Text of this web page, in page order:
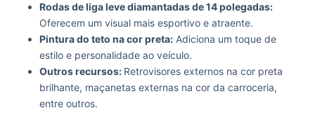
Rodas de liga leve diamantadas de 14 polegadas:
Oferecem um visual mais esportivo e atraente.
Pintura do teto na cor preta: Adiciona um toque de
estilo e personalidade ao veículo.
Outros recursos: Retrovisores externos na cor preta
brilhante, maçanetas externas na cor da carroceria,
entre outros.